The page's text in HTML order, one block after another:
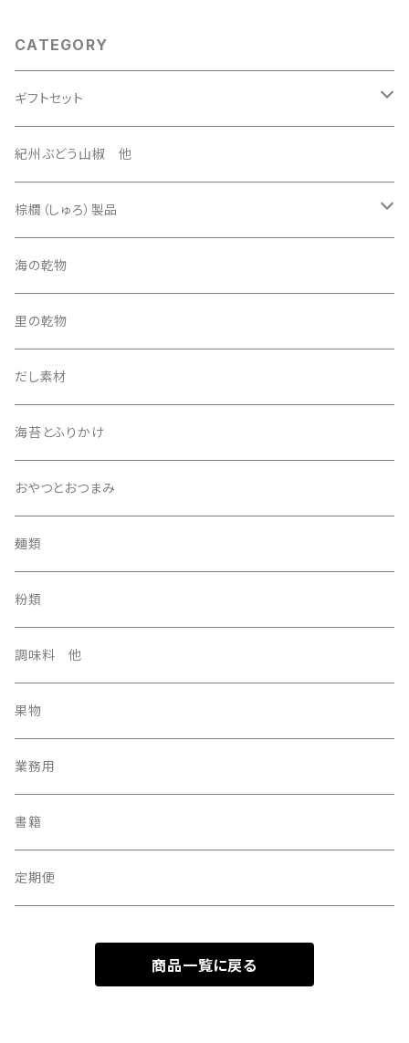
CATEGORY
ギフトセット
3500円セット
4500円セット
5500円セット
その他
5000円セット
紀州ぶどう山椒 他
棕櫚（しゅろ）製品
ほうき
たわし
その他
海の乾物
里の乾物
だし素材
海苔とふりかけ
おやつとおつまみ
麺類
粉類
調味料 他
果物
業務用
書籍
定期便
商品一覧に戻る